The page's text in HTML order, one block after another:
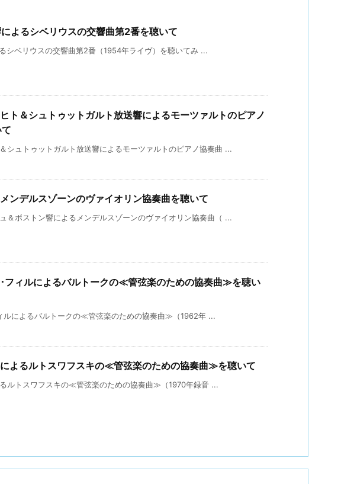
よるシベリウスの交響曲第2番を聴いて
シベリウスの交響曲第2番（1954年ライヴ）を聴いてみ ...
ト＆シュトゥットガルト放送響によるモーツァルトのピアノ
シュトゥットガルト放送響によるモーツァルトのピアノ協奏曲 ...
ンデルスゾーンのヴァイオリン協奏曲を聴いて
＆ボストン響によるメンデルスゾーンのヴァイオリン協奏曲（ ...
フィルによるバルトークの≪管弦楽のための協奏曲≫を聴い
ルによるバルトークの≪管弦楽のための協奏曲≫（1962年 ...
よるルトスワフスキの≪管弦楽のための協奏曲≫を聴いて
ルトスワフスキの≪管弦楽のための協奏曲≫（1970年録音 ...